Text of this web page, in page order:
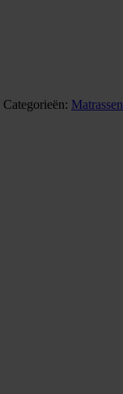
Categorieën: Matrassen